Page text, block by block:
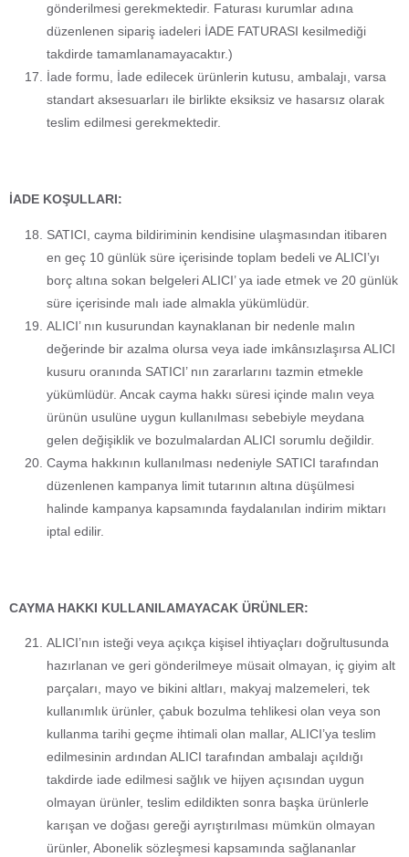
gönderilmesi gerekmektedir. Faturası kurumlar adına
düzenlenen sipariş iadeleri İADE FATURASI kesilmediği
takdirde tamamlanamayacaktır.)
İade formu, İade edilecek ürünlerin kutusu, ambalajı, varsa
standart aksesuarları ile birlikte eksiksiz ve hasarsız olarak
teslim edilmesi gerekmektedir.
İADE KOŞULLARI:
SATICI, cayma bildiriminin kendisine ulaşmasından itibaren
en geç 10 günlük süre içerisinde toplam bedeli ve ALICI’yı
borç altına sokan belgeleri ALICI’ ya iade etmek ve 20 günlük
süre içerisinde malı iade almakla yükümlüdür.
ALICI’ nın kusurundan kaynaklanan bir nedenle malın
değerinde bir azalma olursa veya iade imkânsızlaşırsa ALICI
kusuru oranında SATICI’ nın zararlarını tazmin etmekle
yükümlüdür. Ancak cayma hakkı süresi içinde malın veya
ürünün usulüne uygun kullanılması sebebiyle meydana
gelen değişiklik ve bozulmalardan ALICI sorumlu değildir.
Cayma hakkının kullanılması nedeniyle SATICI tarafından
düzenlenen kampanya limit tutarının altına düşülmesi
halinde kampanya kapsamında faydalanılan indirim miktarı
iptal edilir.
CAYMA HAKKI KULLANILAMAYACAK ÜRÜNLER:
ALICI’nın isteği veya açıkça kişisel ihtiyaçları doğrultusunda
hazırlanan ve geri gönderilmeye müsait olmayan, iç giyim alt
parçaları, mayo ve bikini altları, makyaj malzemeleri, tek
kullanımlık ürünler, çabuk bozulma tehlikesi olan veya son
kullanma tarihi geçme ihtimali olan mallar, ALICI’ya teslim
edilmesinin ardından ALICI tarafından ambalajı açıldığı
takdirde iade edilmesi sağlık ve hijyen açısından uygun
olmayan ürünler, teslim edildikten sonra başka ürünlerle
karışan ve doğası gereği ayrıştırılması mümkün olmayan
ürünler, Abonelik sözleşmesi kapsamında sağlananlar